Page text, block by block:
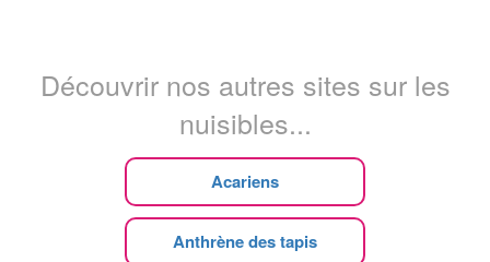
Découvrir nos autres sites sur les
nuisibles...
Acariens
Anthrène des tapis